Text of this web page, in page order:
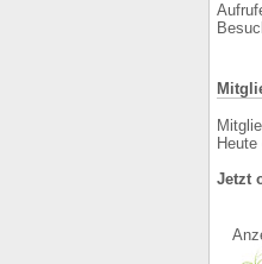
Heute
Jetzt